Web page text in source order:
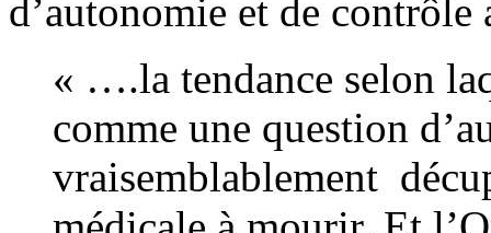
d’autonomie et de
« ….la tendance selon
comme une question
vraisemblablement